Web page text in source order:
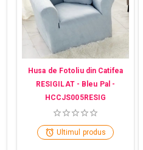
Husa de Fotoliu din Catifea
RESIGILAT - Bleu Pal -
HCCJS005RESIG
Ultimul produs